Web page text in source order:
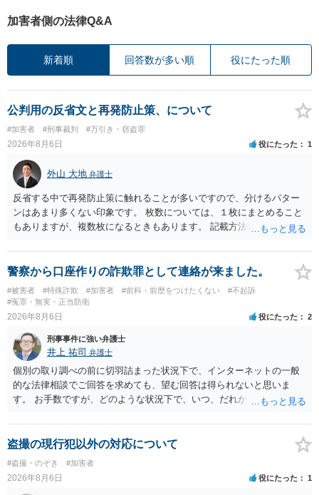
加害者側の法律Q&A
新着順 回答数が多い順 役にたった順
公判用の反省文と再発防止策、について
#加害者 #刑事裁判 #万引き・窃盗罪
2026年8月6日 役にたった 1
外山 大地 弁護士
反省する中で再発防止策に触れることが多いですので、分けるパター
ンはあまり多くない印象です。 枚数については、１枚にまとめること
もありますが、複数枚になるときもあります。 記載方法については、
います。 したがいまして、いずれも良いかと考えます。
警察から口座作りの詐欺罪として連絡が来ました。
#被害者 #特殊詐欺 #加害者 #前科・前歴をつけたくない
#不起訴
#冤罪・無実・正当防衛
2026年8月6日 役にたった 2
刑事事件に強い弁護士
井上 祐司 弁護士
個別の取り調べの前に切羽詰まった状況下で、インターネットの一般
的な法律相談でご回答を求めても、望む回答は得られないと思いま
す。 お手数ですが、どのような状況下で、いつ、だれからどのような
の程度だと聞いているのかということについて、お近くで詳細な法律
相談を受けられたうえで対処方法を探された方がよいと思われます。
一般論でいえば、任意取り調べの場合、ＩＣレコーダーを持参して取
り調べ内容を録音することは必須だと考えます。
盗撮の現行犯以外の対応について
#盗撮・のぞき #加害者
2026年8月6日 役にたった 1